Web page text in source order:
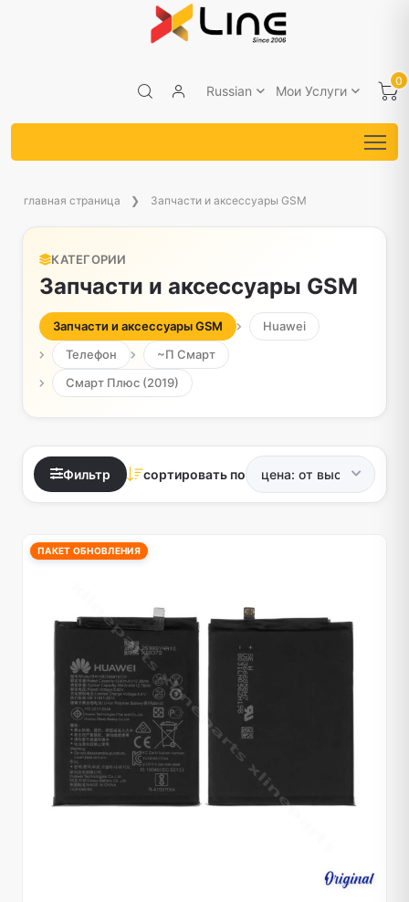
Russian Мои Услуги
0
главная страница Запчасти и аксессуары GSM
КАТЕГОРИИ
Запчасти и аксессуары GSM
Запчасти и аксессуары GSM
Huawei
Телефон
~П Смарт
Смарт Плюс (2019)
Фильтр сортировать по
ПАКЕТ ОБНОВЛЕНИЯ